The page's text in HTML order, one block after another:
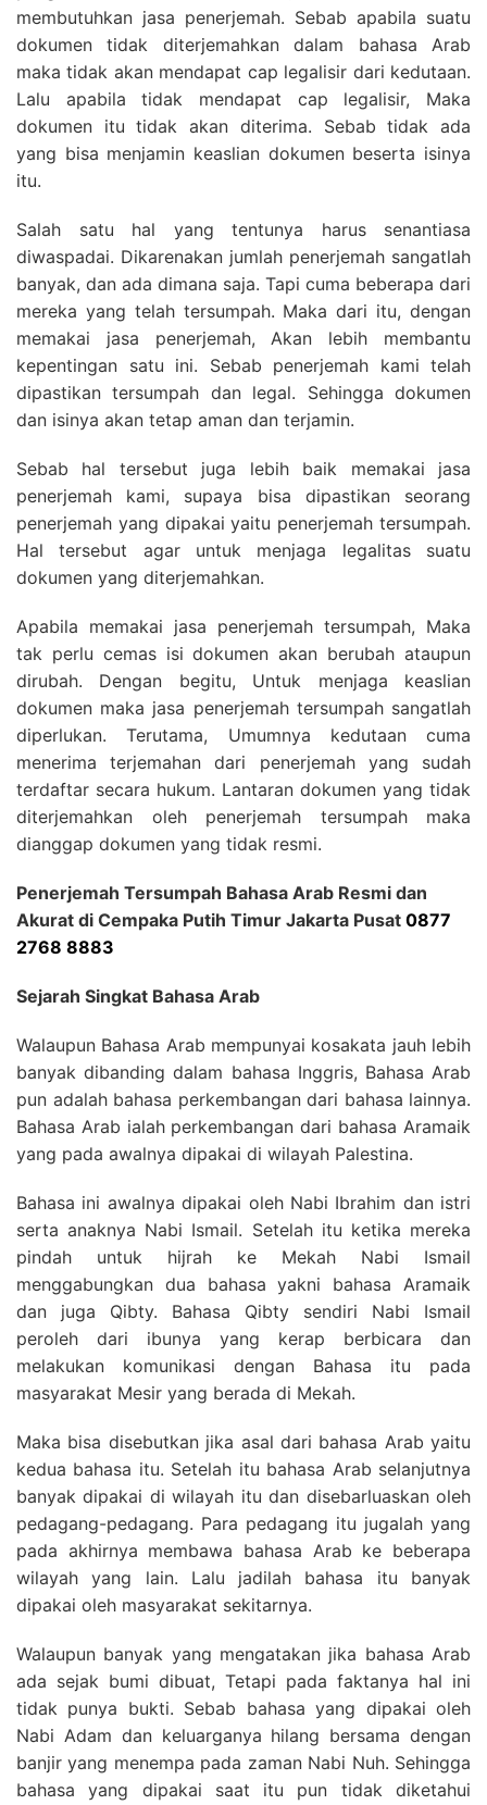
membutuhkan jasa penerjemah. Sebab apabila suatu
dokumen tidak diterjemahkan dalam bahasa Arab
maka tidak akan mendapat cap legalisir dari kedutaan.
Lalu apabila tidak mendapat cap legalisir, Maka
dokumen itu tidak akan diterima. Sebab tidak ada
yang bisa menjamin keaslian dokumen beserta isinya
itu.
Salah satu hal yang tentunya harus senantiasa
diwaspadai. Dikarenakan jumlah penerjemah sangatlah
banyak, dan ada dimana saja. Tapi cuma beberapa dari
mereka yang telah tersumpah. Maka dari itu, dengan
memakai jasa penerjemah, Akan lebih membantu
kepentingan satu ini. Sebab penerjemah kami telah
dipastikan tersumpah dan legal. Sehingga dokumen
dan isinya akan tetap aman dan terjamin.
Sebab hal tersebut juga lebih baik memakai jasa
penerjemah kami, supaya bisa dipastikan seorang
penerjemah yang dipakai yaitu penerjemah tersumpah.
Hal tersebut agar untuk menjaga legalitas suatu
dokumen yang diterjemahkan.
Apabila memakai jasa penerjemah tersumpah, Maka
tak perlu cemas isi dokumen akan berubah ataupun
dirubah. Dengan begitu, Untuk menjaga keaslian
dokumen maka jasa penerjemah tersumpah sangatlah
diperlukan. Terutama, Umumnya kedutaan cuma
menerima terjemahan dari penerjemah yang sudah
terdaftar secara hukum. Lantaran dokumen yang tidak
diterjemahkan oleh penerjemah tersumpah maka
dianggap dokumen yang tidak resmi.
Penerjemah Tersumpah Bahasa Arab Resmi dan
Akurat di Cempaka Putih Timur Jakarta Pusat 0877
2768 8883
Sejarah Singkat Bahasa Arab
Walaupun Bahasa Arab mempunyai kosakata jauh lebih
banyak dibanding dalam bahasa Inggris, Bahasa Arab
pun adalah bahasa perkembangan dari bahasa lainnya.
Bahasa Arab ialah perkembangan dari bahasa Aramaik
yang pada awalnya dipakai di wilayah Palestina.
Bahasa ini awalnya dipakai oleh Nabi Ibrahim dan istri
serta anaknya Nabi Ismail. Setelah itu ketika mereka
pindah untuk hijrah ke Mekah Nabi Ismail
menggabungkan dua bahasa yakni bahasa Aramaik
dan juga Qibty. Bahasa Qibty sendiri Nabi Ismail
peroleh dari ibunya yang kerap berbicara dan
melakukan komunikasi dengan Bahasa itu pada
masyarakat Mesir yang berada di Mekah.
Maka bisa disebutkan jika asal dari bahasa Arab yaitu
kedua bahasa itu. Setelah itu bahasa Arab selanjutnya
banyak dipakai di wilayah itu dan disebarluaskan oleh
pedagang-pedagang. Para pedagang itu jugalah yang
pada akhirnya membawa bahasa Arab ke beberapa
wilayah yang lain. Lalu jadilah bahasa itu banyak
dipakai oleh masyarakat sekitarnya.
Walaupun banyak yang mengatakan jika bahasa Arab
ada sejak bumi dibuat, Tetapi pada faktanya hal ini
tidak punya bukti. Sebab bahasa yang dipakai oleh
Nabi Adam dan keluarganya hilang bersama dengan
banjir yang menempa pada zaman Nabi Nuh. Sehingga
bahasa yang dipakai saat itu pun tidak diketahui